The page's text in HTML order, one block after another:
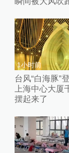
1小时前
台风“白海豚”
上海中心大厦
摆起来了